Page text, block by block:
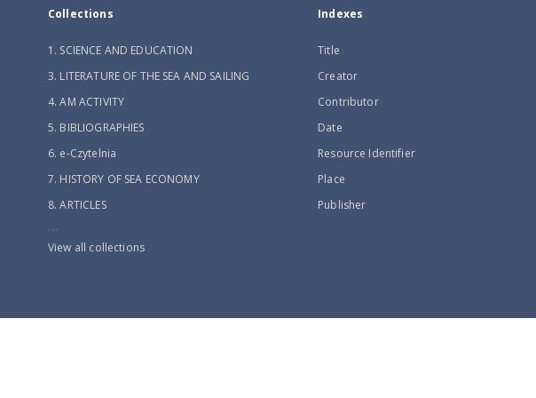
Collections
1. SCIENCE AND EDUCATION
3. LITERATURE OF THE SEA AND SAILING
4. AM ACTIVITY
5. BIBLIOGRAPHIES
6. e-Czytelnia
7. HISTORY OF SEA ECONOMY
8. ARTICLES
...
View all collections
Indexes
Title
Creator
Contributor
Date
Resource Identifier
Place
Publisher